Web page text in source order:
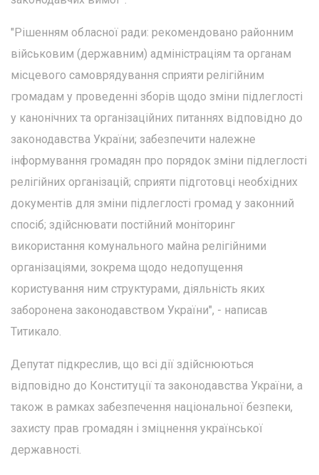
"Рішенням обласної ради: рекомендовано районним
військовим (державним) адміністраціям та органам
місцевого самоврядування сприяти релігійним
громадам у проведенні зборів щодо зміни підлеглості
у канонічних та організаційних питаннях відповідно до
законодавства України; забезпечити належне
інформування громадян про порядок зміни підлеглості
релігійних організацій; сприяти підготовці необхідних
документів для зміни підлеглості громад у законний
спосіб; здійснювати постійний моніторинг
використання комунального майна релігійними
організаціями, зокрема щодо недопущення
користування ним структурами, діяльність яких
заборонена законодавством України", - написав
Титикало.
Депутат підкреслив, що всі дії здійснюються
відповідно до Конституції та законодавства України, а
також в рамках забезпечення національної безпеки,
захисту прав громадян і зміцнення української
державності.